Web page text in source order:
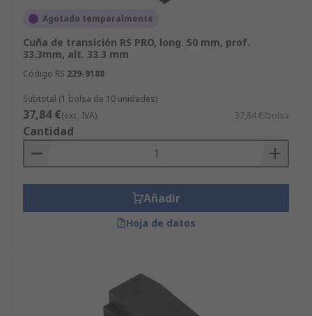
Agotado temporalmente
Cuña de transición RS PRO, long. 50 mm, prof.
33.3mm, alt. 33.3 mm
Código RS 229-9188
Subtotal (1 bolsa de 10 unidades)
37,84 €(exc. IVA) 37,84 €/bolsa
Cantidad
Añadir
Hoja de datos